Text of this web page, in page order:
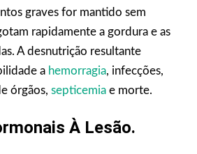
graves for mantido sem
rapidamente a gordura e as
A desnutrição resultante
a hemorragia, infecções,
órgãos, septicemia e morte.
À Lesão.